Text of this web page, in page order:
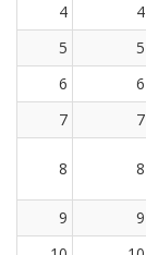
4
4
5
5
6
6
7
7
8 8
9 9